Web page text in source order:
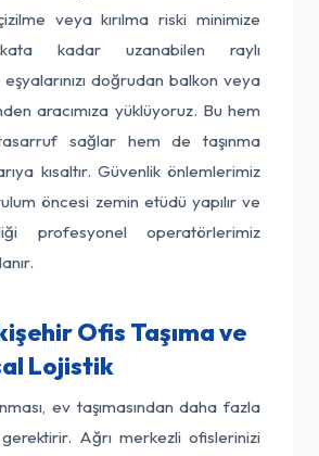
veya kırılma riski minimize
kadar uzanabilen raylı
doğrudan balkon veya
aracımıza yüklüyoruz. Bu hem
sağlar hem de taşınma
kısaltır. Güvenlik önlemlerimiz
öncesi zemin etüdü yapılır ve
profesyonel operatörlerimiz
Ofis Taşıma ve
Lojistik
ev taşımasından daha fazla
Ağrı merkezli ofislerinizi